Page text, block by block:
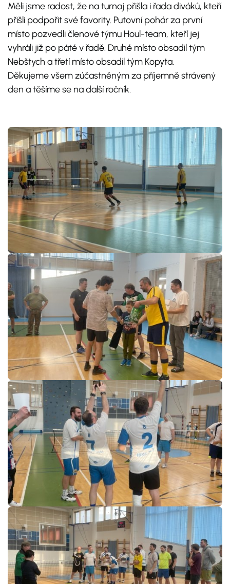
Měli jsme radost, že na turnaj přišla i řada diváků, kteří
přišli podpořit své favority. Putovní pohár za první
místo pozvedli členové týmu Houl-team, kteří jej
vyhráli již po páté v řadě. Druhé místo obsadil tým
Nebštych a třetí místo obsadil tým Kopyta.
Děkujeme všem zúčastněným za příjemně strávený
den a těšíme se na další ročník.